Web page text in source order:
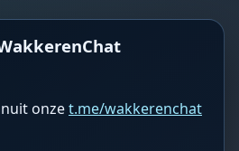
onzet.me/wakkerenchat
beheersen.
6 jaar sinds 17-
dictatuur.